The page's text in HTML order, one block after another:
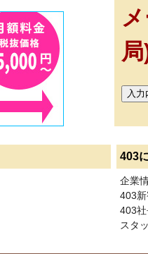
403
企業
403
403
スタ